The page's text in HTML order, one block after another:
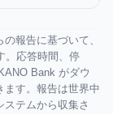
報告に基づいて、
。応答時間、停
Bank がダウ
ます。報告は世界中
テムから収集さ